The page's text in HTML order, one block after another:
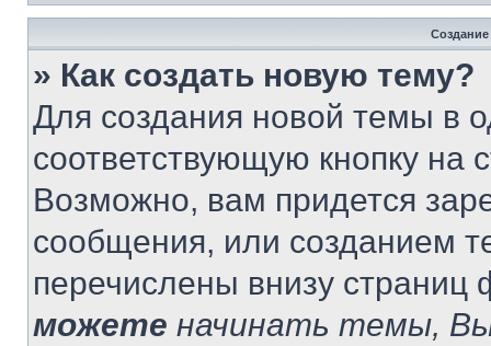
» Как создать новую тему?
Для создания новой темы в
соответствующую кнопку
Возможно, вам придется
сообщения, или созданием
перечислены внизу
можете начинать темы,